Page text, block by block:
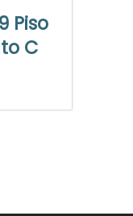
Piso
C